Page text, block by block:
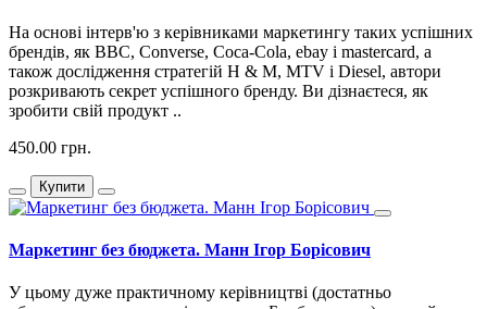
На основі інтерв'ю з керівниками маркетингу таких успішних
брендів, як BBC, Converse, Coca-Cola, ebay і mastercard, а
також дослідження стратегій H & M, MTV і Diesel, автори
розкривають секрет успішного бренду. Ви дізнаєтеся, як
зробити свій продукт ..
450.00 грн.
Купити
Маркетинг без бюджета. Манн Ігор Борісович
У цьому дуже практичному керівництві (достатньо